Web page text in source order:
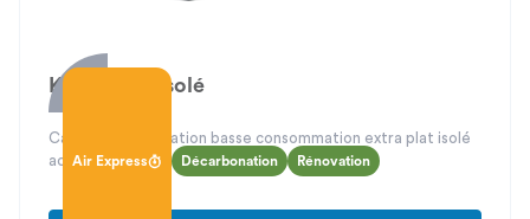
Air Express Décarbonation Rénovation
Kana ECM isolé
Caisson de ventilation basse consommation extra plat isolé
acoustiquement